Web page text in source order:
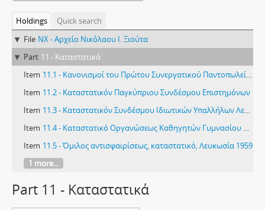
Holdings
Quick search
File NX - Αρχείο Νικόλαου Ι. Ξιούτα
Part 11 - Καταστατικά
Item 11.1 - Κανονισμοί του Πρώτου Συνεργατικού Παντοπωλείου Λεμεσού
Item 11.2 - Καταστατικόν Παγκύπριου Συνδέσμου Επιστημόνων
Item 11.3 - Καταστατικόν Συνδέσμου Ιδιωτικών Υπαλλήλων Λεμεσού
Item 11.4 - Καταστατικό Οργανώσεως Καθηγητών Γυμνασίου Λεμεσού Λεμεσός 1947
Item 11.5 - Όμιλος αντισφαιρίσεως, καταστατικό, Λευκωσία 1959
1 more...
Part 11 - Καταστατικά